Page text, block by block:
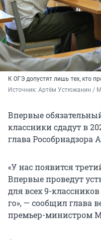
К ОГЭ допустят лишь тех, кто
Источник: Артём Устюжанин /
Впервые
классники сдадут в
глава Рособрнадзора
«У нас появится
Впервые проведут
для всех 9-
го», — сообщил глава
премьер-министром